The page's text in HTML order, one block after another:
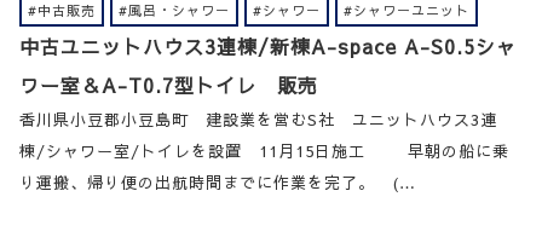
#中古販売 #風呂・シャワー #シャワー #シャワーユニット
中古ユニットハウス3連棟/新棟A-space A-S0.5シャ
ワー室＆A-T0.7型トイレ 販売
香川県小豆郡小豆島町 建設業を営むS社 ユニットハウス3連
棟/シャワー室/トイレを設置 11月15日施工 早朝の船に乗
り運搬、帰り便の出航時間までに作業を完了。 (…